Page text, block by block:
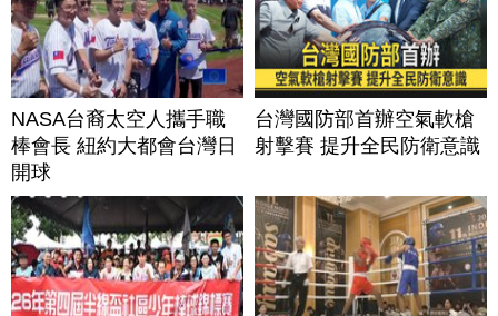
NASA台裔太空人攜手職
棒會長 紐約大都會台灣日
開球
台灣國防部首辦空氣軟槍
射擊賽 提升全民防衛意識